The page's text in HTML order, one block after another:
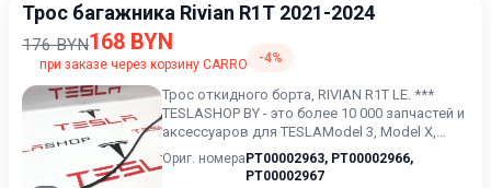
Трос багажника Rivian R1T 2021-2024
176 BYN168 BYN
при заказе через корзину CARRO -4%
Трос откидного борта, RIVIAN R1T LE. ***
TESLASHOP BY - это более 10 000 запчастей и
аксессуаров для TESLAModel 3, Model X,
Model S, Model Y...
Ориг. номера PT00002963, PT00002966,
PT00002967